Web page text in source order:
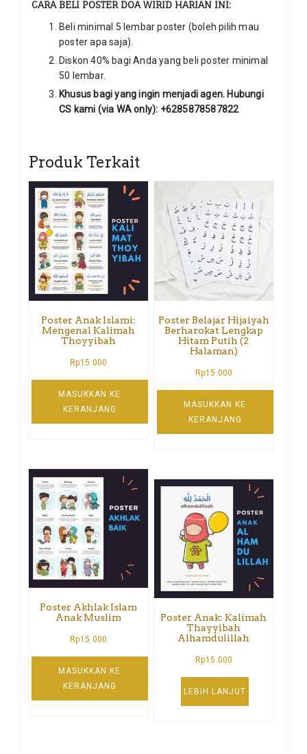
CARA BELI POSTER DOA WIRID HARIAN INI:
Beli minimal 5 lembar poster (boleh pilih mau
poster apa saja).
Diskon 40% bagi Anda yang beli poster minimal
50 lembar.
Khusus bagi yang ingin menjadi agen. Hubungi
CS kami (via WA only): +6285878587822
Produk Terkait
Poster Anak Islami:
Mengenal Kalimah
Thoyyibah
Rp15.000
MASUKKAN KE
KERANJANG
Poster Belajar Hijaiyah
Berharokat Lengkap
Hitam Putih (2
Halaman)
Rp15.000
MASUKKAN KE
KERANJANG
Poster Akhlak Islam
Anak Muslim
Rp15.000
MASUKKAN KE
KERANJANG
Poster Anak: Kalimah
Thayyibah
Alhamdulillah
Rp15.000
LEBIH LANJUT